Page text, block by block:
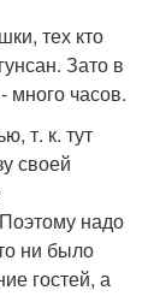
тех кто
Зато в
много часов.
т. к. тут
своей
надо
ни было
гостей, а